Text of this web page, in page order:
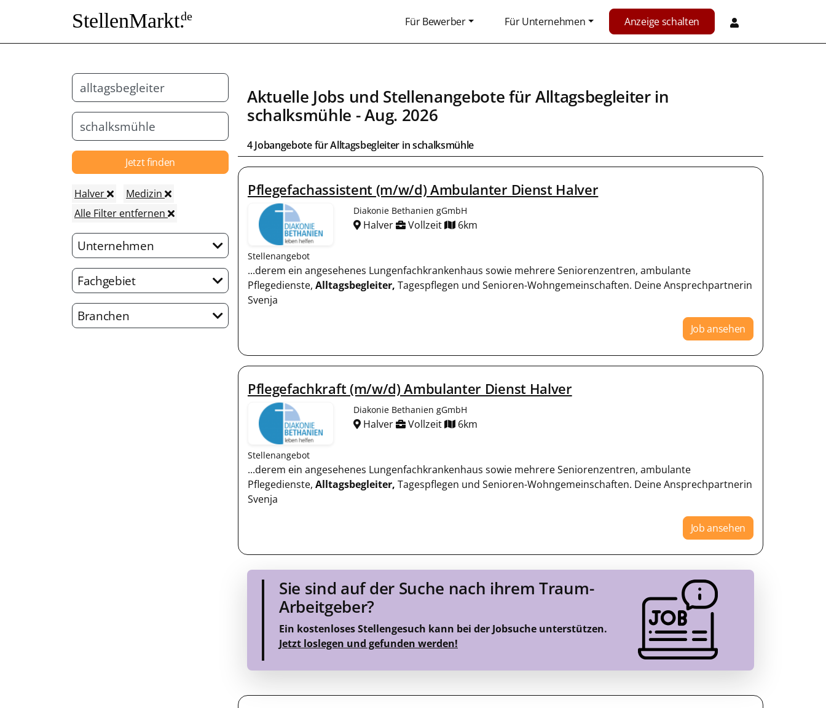
StellenMarkt.de Für Bewerber Für Unternehmen Anzeige schalten
Jetzt finden
Halver
Medizin
Alle Filter entfernen
Unternehmen
Fachgebiet
Branchen
Aktuelle Jobs und Stellenangebote für Alltagsbegleiterin
schalksmühle - Aug. 2026
4 Jobangebote fürAlltagsbegleiter inschalksmühle
Pflegefachassistent (m/w/d) Ambulanter Dienst Halver
Diakonie Bethanien gGmbH
Halver Vollzeit 6km
Stellenangebot
...derem ein angesehenes Lungenfachkrankenhaus sowie mehrere Seniorenzentren, ambulante
Pflegedienste, Alltagsbegleiter, Tagespflegen und Senioren-Wohngemeinschaften. Deine Ansprechpartnerin
Svenja
Job ansehen
Pflegefachkraft (m/w/d) Ambulanter Dienst Halver
Diakonie Bethanien gGmbH
Halver Vollzeit 6km
Stellenangebot
...derem ein angesehenes Lungenfachkrankenhaus sowie mehrere Seniorenzentren, ambulante
Pflegedienste, Alltagsbegleiter, Tagespflegen und Senioren-Wohngemeinschaften. Deine Ansprechpartnerin
Svenja
Job ansehen
Sie sind auf der Suche nach ihrem Traum-
Arbeitgeber?
Ein kostenloses Stellengesuch kann bei der Jobsuche unterstützen.
Jetzt loslegen und gefunden werden!